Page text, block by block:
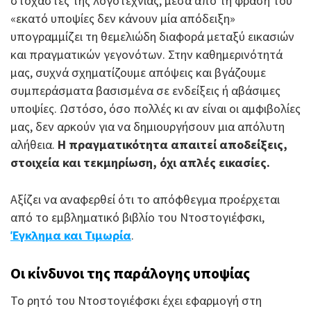
«εκατό υποψίες δεν κάνουν μία απόδειξη»
υπογραμμίζει τη θεμελιώδη διαφορά μεταξύ εικασιών
και πραγματικών γεγονότων. Στην καθημερινότητά
μας, συχνά σχηματίζουμε απόψεις και βγάζουμε
συμπεράσματα βασισμένα σε ενδείξεις ή αβάσιμες
υποψίες. Ωστόσο, όσο πολλές κι αν είναι οι αμφιβολίες
μας, δεν αρκούν για να δημιουργήσουν μια απόλυτη
αλήθεια. Η πραγματικότητα απαιτεί αποδείξεις,
στοιχεία και τεκμηρίωση, όχι απλές εικασίες.
Αξίζει να αναφερθεί ότι το απόφθεγμα προέρχεται
από το εμβληματικό βιβλίο του Ντοστογιέφσκι,
Έγκλημα και Τιμωρία.
Οι κίνδυνοι της παράλογης υποψίας
Το ρητό του Ντοστογιέφσκι έχει εφαρμογή στη